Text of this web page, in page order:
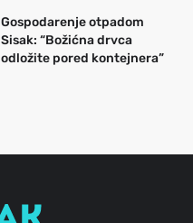
Gospodarenje otpadom
Sisak: “Božićna drvca
odložite pored kontejnera”